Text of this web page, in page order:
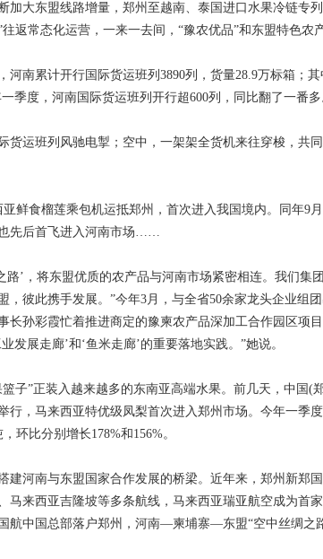
大东盟线路增量，郑州至越南、泰国进口水果冷链专
返常态化运营，一来一去间，“豫农优品”和东盟特色农
南累计开行国际货运班列3890列，货量28.9万标箱；其
季度，河南国际货运班列开行超600列，同比翻了一番多
运班列风驰电掣；空中，一架架全货机来往穿梭，共
食榴莲乘包机运抵郑州，首次进入我国境内。同年9
先后首飞进入河南市场……
’，将东盟优质的农产品与河南市场紧密相连。我们集
，彼此携手发展。”今年3月，与全省50余家龙头企业组
长孙彩霞忙着推进商定的豫柬农产品深加工合作园区项
发展走廊’和‘鱼米走廊’的重要落地实践。”她说。
”正装入越来越多的东南亚高端水果。前几天，中国(
行，马来西亚特优级凤梨首次进入郑州市场。今年一季
环比分别增长178%和156%。
河南与东盟国家合作发展的桥梁。近年来，郑州新郑国
马来西亚吉隆坡等多条航线，马来西亚瑞亚航空成为首
航中国总部落户郑州，河南—柬埔寨—东盟“空中丝绸之